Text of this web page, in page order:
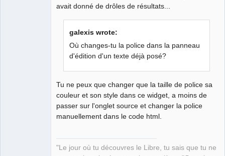
avait donné de drôles de résultats...
galexis wrote:
Où changes-tu la police dans la panneau
d'édition d'un texte déjà posé?
Tu ne peux que changer que la taille de police sa
couleur et son style dans ce widget, a moins de
passer sur l'onglet source et changer la police
manuellement dans le code html.
"Le jour où tu découvres le Libre, tu sais que tu ne